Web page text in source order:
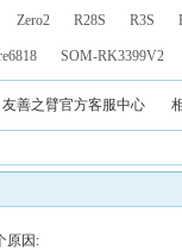
Zero2 R28S R3S
SOM-RK3399V2
友善之臂官方客服中心
原因: